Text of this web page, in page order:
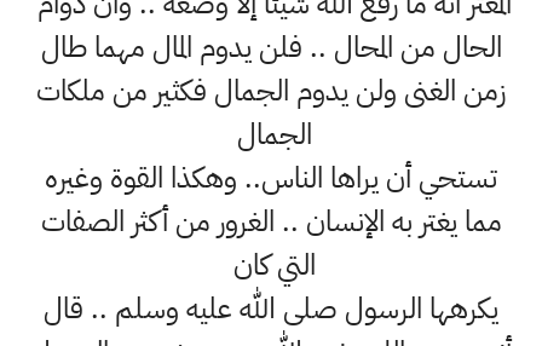
الحال من المحال .. فلن يدوم المال مهما طال
زمن الغنى ولن يدوم الجمال فكثير من ملكات
الجمال
تستحي أن يراها الناس.. وهكذا القوة وغيره
مما يغتر به الإنسان .. الغرور من أكثر الصفات
التي كان
يكرهها الرسول صلى الله عليه وسلم .. قال